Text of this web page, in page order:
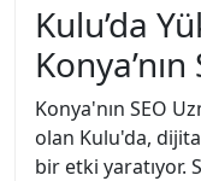
Kulu’da
Konya'nın SEO
olan Kulu'da,
bir etki yaratıyor.